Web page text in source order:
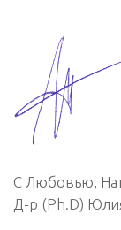
С Любовью,
Д-р (Ph.D)